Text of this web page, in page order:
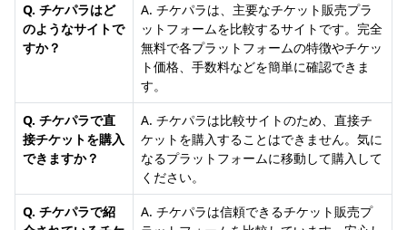
Q. チケパラはど
のようなサイトで
すか？
A. チケパラは、主要なチケット販売プラ
ットフォームを比較するサイトです。完全
無料で各プラットフォームの特徴やチケッ
ト価格、手数料などを簡単に確認できま
す。
Q. チケパラで直
接チケットを購入
できますか？
A. チケパラは比較サイトのため、直接チ
ケットを購入することはできません。気に
なるプラットフォームに移動して購入して
ください。
Q. チケパラで紹
A. チケパラは信頼できるチケット販売プ